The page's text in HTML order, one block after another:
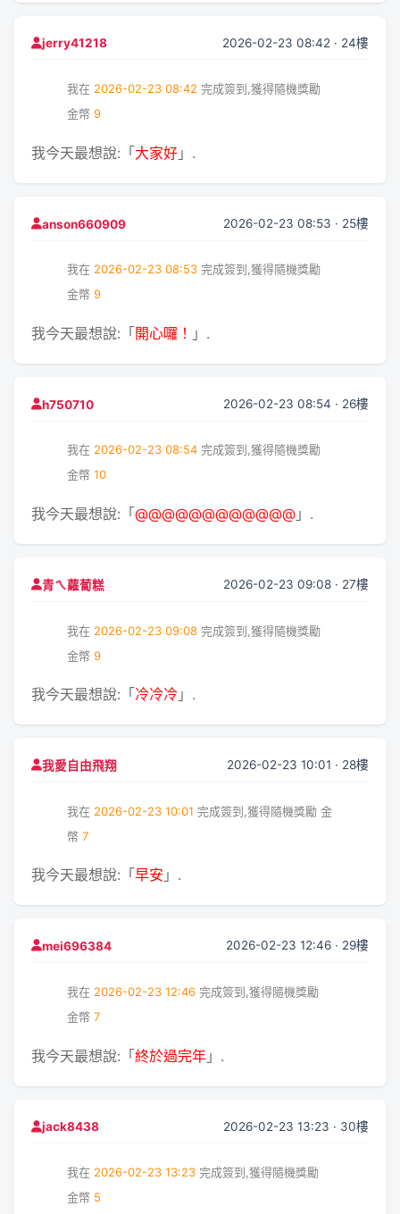
jerry41218 2026-02-23 08:42 · 24樓
我在 2026-02-23 08:42 完成簽到,獲得隨機獎勵
金幣 9
我今天最想說:「 大家好 」.
anson660909 2026-02-23 08:53 · 25樓
我在 2026-02-23 08:53 完成簽到,獲得隨機獎勵
金幣 9
我今天最想說:「 開心囉！ 」.
h750710 2026-02-23 08:54 · 26樓
我在 2026-02-23 08:54 完成簽到,獲得隨機獎勵
金幣 10
我今天最想說:「 @@@@@@@@@@@@ 」.
青ㄟ蘿蔔糕 2026-02-23 09:08 · 27樓
我在 2026-02-23 09:08 完成簽到,獲得隨機獎勵
金幣 9
我今天最想說:「 冷冷冷 」.
我愛自由飛翔 2026-02-23 10:01 · 28樓
我在 2026-02-23 10:01 完成簽到,獲得隨機獎勵 金
幣 7
我今天最想說:「 早安 」.
mei696384 2026-02-23 12:46 · 29樓
我在 2026-02-23 12:46 完成簽到,獲得隨機獎勵
金幣 7
我今天最想說:「終於過完年 」.
jack8438 2026-02-23 13:23 · 30樓
我在 2026-02-23 13:23 完成簽到,獲得隨機獎勵
金幣 5